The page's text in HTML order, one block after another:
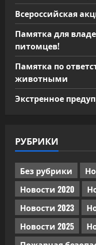
Всероссийская
Памятка для
питомцев!
Памятка по
животными
Экстренное
РУБРИКИ
Без рубрики
Новости 2020
Новости 2023
Новости 2025